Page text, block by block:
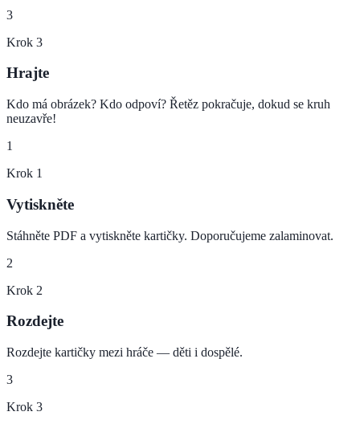
3
Krok 3
Hrajte
Kdo má obrázek? Kdo odpoví? Řetěz pokračuje, dokud se kruh
neuzavře!
1
Krok 1
Vytiskněte
Stáhněte PDF a vytiskněte kartičky. Doporučujeme zalaminovat.
2
Krok 2
Rozdejte
Rozdejte kartičky mezi hráče — děti i dospělé.
3
Krok 3